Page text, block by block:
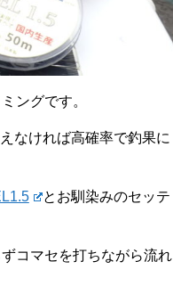
ングです。
なければ高確率で釣果に
とお馴染みのセッテ
コマセを打ちながら流れ